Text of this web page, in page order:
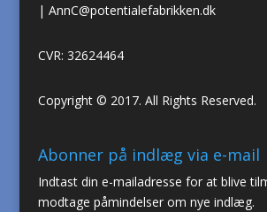
| AnnC@potentialefabrikken.dk
CVR: 32624464
Copyright © 2017. All Rights Reserved.
Abonner på indlæg via e-mail
Indtast din e-mailadresse for at blive
modtage påmindelser om nye indlæg.